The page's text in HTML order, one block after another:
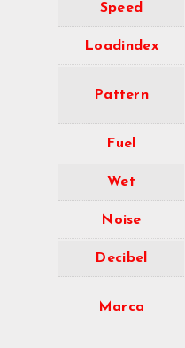
Speed
Loadindex
Pattern
Fuel
Wet
Noise
Decibel
Marca